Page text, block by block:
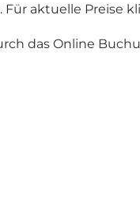
aktuelle Preise
das Online